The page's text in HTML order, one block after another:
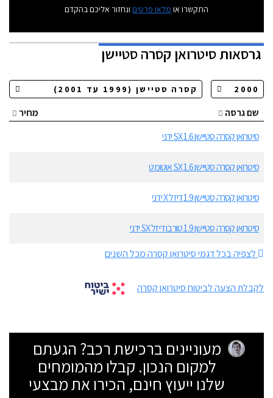
התקשרו או מלאו פרטים ונחזור אליכם בהקדם
גרסאותסיטרואן קסרה סטיישן
שם גרסה
מחיר
סיטרואן קסרה סטיישן 1.6 SX ידני
סיטרואן קסרה סטיישן 1.6 SX אוטומט
סיטרואן קסרה סטיישן 1.9 דיזל X ידני
סיטרואן קסרה סטיישן 1.9 טורבו דיזל SX ידני
לצפיה בכל דגמי סיטרואן קסרה מכל השנים
לקבלת הצעה לביטוח סיטרואן קסרה
מעוניינים ברכישת רכב? הגעתם
למקום הנכון. קבלו מהמומחים
שלנו ייעוץ חינם, הכירו את מבצעי